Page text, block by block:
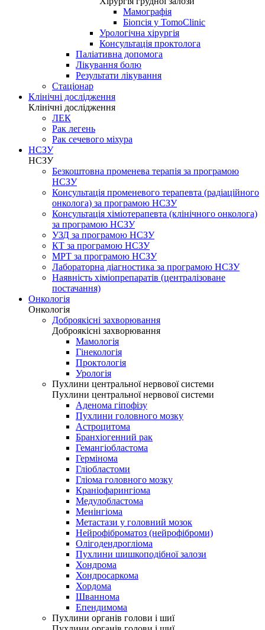
Мамографія
Біопсія у TomoClinic
Урологічна хірургія
Консультація проктолога
Паліативна допомога
Лікування болю
Результати лікування
Стаціонар
Клінічні дослідження
Клінічні дослідження
ЛЕК
Рак легень
Рак сечевого міхура
НСЗУ
НСЗУ
Безкоштовна променева терапія за програмою
НСЗУ
Консультація променевого терапевта (радіаційного
онколога) за програмою НСЗУ
Консультація хіміотерапевта (клінічного онколога)
за програмою НСЗУ
УЗД за програмою НСЗУ
КТ за програмою НСЗУ
МРТ за програмою НСЗУ
Лабораторна діагностика за програмою НСЗУ
Наявність хіміопрепаратів (централізоване
постачання)
Онкологія
Онкологія
Доброякісні захворювання
Доброякісні захворювання
Мамологія
Гінекологія
Проктологія
Урологія
Пухлини центральної нервової системи
Пухлини центральної нервової системи
Аденома гіпофізу
Пухлини головного мозку
Астроцитома
Бранхіогенний рак
Гемангіобластома
Гермінома
Гліобластоми
Гліома головного мозку
Краніофарингіома
Медулобластома
Менінгіома
Метастази у головний мозок
Нейрофіброматоз (нейрофіброми)
Олігодендрогліома
Пухлини шишкоподібної залози
Хондрома
Хондросаркома
Хордома
Шваннома
Епендимома
Пухлини органів голови і шиї